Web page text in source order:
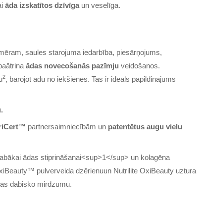
āda izskatītos dzīvīga un veselīga.
saules starojuma iedarbība, piesārņojums,
ādas novecošanās pazīmju veidošanos.
2, barojot ādu no iekšienes. Tas ir ideāls papildinājums
partnersaimniecībām un patentētus augu vielu
ādas stiprināšanai<sup>1</sup> un kolagēna
pulverveida dzērienuun Nutrilite OxiBeauty uztura
dabisko mirdzumu.